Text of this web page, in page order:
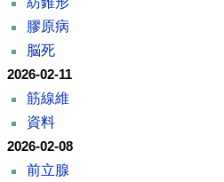
膠原病
脳死
2026-02-11
筋線維
資料
2026-02-08
前立腺